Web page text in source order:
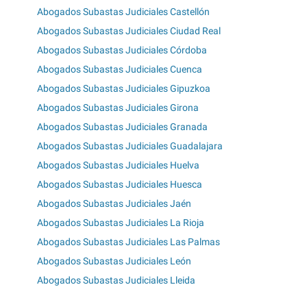
Abogados Subastas Judiciales Castellón
Abogados Subastas Judiciales Ciudad Real
Abogados Subastas Judiciales Córdoba
Abogados Subastas Judiciales Cuenca
Abogados Subastas Judiciales Gipuzkoa
Abogados Subastas Judiciales Girona
Abogados Subastas Judiciales Granada
Abogados Subastas Judiciales Guadalajara
Abogados Subastas Judiciales Huelva
Abogados Subastas Judiciales Huesca
Abogados Subastas Judiciales Jaén
Abogados Subastas Judiciales La Rioja
Abogados Subastas Judiciales Las Palmas
Abogados Subastas Judiciales León
Abogados Subastas Judiciales Lleida